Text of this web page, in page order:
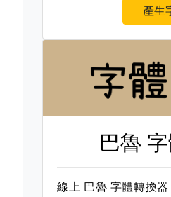
產生
巴魯
線上 巴魯 字體轉換